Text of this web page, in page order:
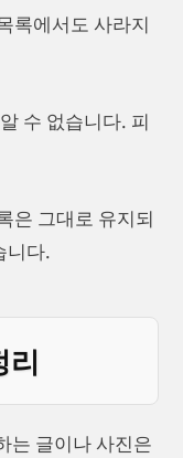
록에서도 사라지
수 없습니다. 피
은 그대로 유지되
니다.
리
는 글이나 사진은